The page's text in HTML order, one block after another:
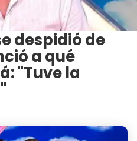
despidió de
a qué
"Tuve la